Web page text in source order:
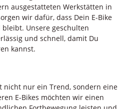
ausgestatteten Werkstätten in
wir dafür, dass Dein E-Bike
Unsere geschulten
und schnell, damit Du
kannst.
nicht nur ein Trend, sondern eine
E-Bikes möchten wir einen